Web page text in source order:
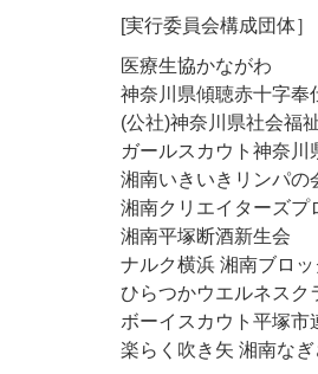
[実行委員会構成団体
医療生協かながわ
神奈川県傾聴赤十字奉
(公社)神奈川県社会福
ガールスカウト神奈川
湘南いきいきリンパの
湘南クリエイターズプ
湘南平塚断酒新生会
ナルク横浜 湘南ブロッ
ひらつかウエルネスク
ボーイスカウト平塚市
楽らく吹き矢 湘南なぎ